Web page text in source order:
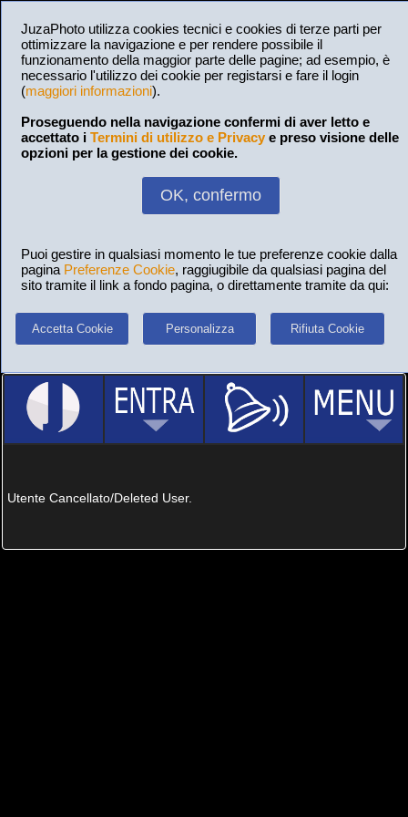
JuzaPhoto utilizza cookies tecnici e cookies di terze parti per
ottimizzare la navigazione e per rendere possibile il
funzionamento della maggior parte delle pagine; ad esempio, è
necessario l'utilizzo dei cookie per registarsi e fare il login
(maggiori informazioni).
Proseguendo nella navigazione confermi di aver letto e
accettato i Termini di utilizzo e Privacy e preso visione delle
opzioni per la gestione dei cookie.
OK, confermo
Puoi gestire in qualsiasi momento le tue preferenze cookie dalla
pagina Preferenze Cookie, raggiugibile da qualsiasi pagina del
sito tramite il link a fondo pagina, o direttamente tramite da qui:
Accetta Cookie Personalizza Rifiuta Cookie
Utente Cancellato/Deleted User.